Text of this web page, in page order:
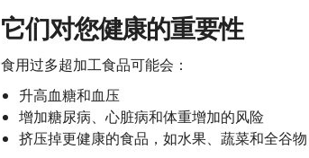
它们对您健康的重要性
食用过多超加工食品可能会：
升高血糖和血压
增加糖尿病、心脏病和体重增加的风险
挤压掉更健康的食品，如水果、蔬菜和全谷物